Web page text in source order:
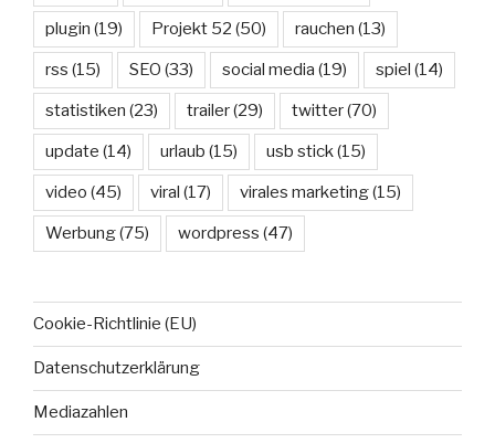
plugin (19) Projekt 52 (50) rauchen (13)
rss (15) SEO (33) social media (19) spiel (14)
statistiken (23) trailer(29) twitter(70)
update (14) urlaub (15) usb stick(15)
video (45) viral (17) virales marketing(15)
Werbung(75) wordpress (47)
Cookie-Richtlinie (EU)
Datenschutzerklärung
Mediazahlen